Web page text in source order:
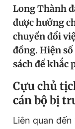
Video
Sản phẩm khác
Thông tin tòa
Long Thành
được hưởng
chuyển đổi
đồng. Hiện
sách để khắc
Cựu chủ
cán bộ bị
Liên quan